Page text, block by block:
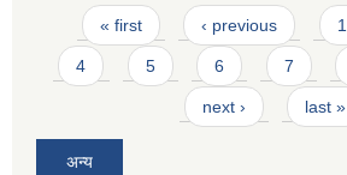
Pages
« first ‹ previous 1
4 5 6 7
next › last »
अन्य